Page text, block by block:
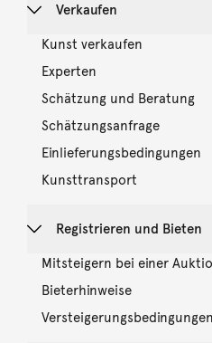
Verkaufen
Kunst verkaufen
Experten
Schätzung und Beratung
Schätzungsanfrage
Einlieferungsbedingungen
Kunsttransport
Registrieren und Bieten
Mitsteigern bei einer
Bieterhinweise
Versteigerungsbedingungen